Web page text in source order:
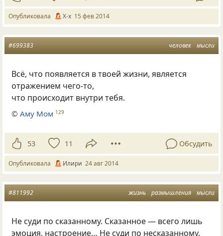
Опубликовала X-x 15 фев 2014
человек мысли
#699383
Всё, что появляется в твоей жизни, является
отражением чего-то,
что происходит внутри тебя.
©Аму Мом 129
53 11 Обсудить
Опубликовала Илири 24 авг 2014
жизнь размышления мысли
#811992
Не суди по сказанному. Сказанное — всего лишь
эмоция, настроение… Не суди по несказанному.